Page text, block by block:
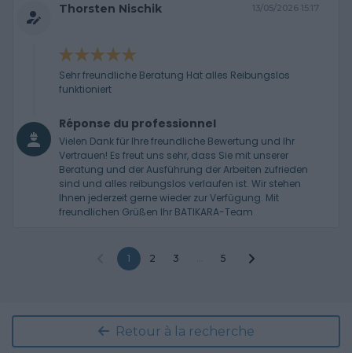
Thorsten Nischik 13/05/2026 15:17
Sehr freundliche Beratung Hat alles Reibungslos
funktioniert
Réponse du professionnel
Vielen Dank für Ihre freundliche Bewertung und Ihr
Vertrauen! Es freut uns sehr, dass Sie mit unserer
Beratung und der Ausführung der Arbeiten zufrieden
sind und alles reibungslos verlaufen ist. Wir stehen
Ihnen jederzeit gerne wieder zur Verfügung. Mit
freundlichen Grüßen Ihr BATIKARA-Team
1 2 3 5
Retour à la recherche